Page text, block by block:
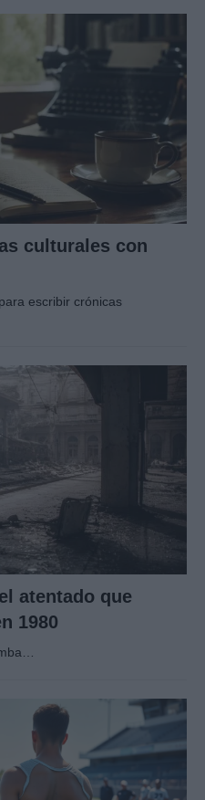
culturales con
escribir crónicas
atentado que
1980